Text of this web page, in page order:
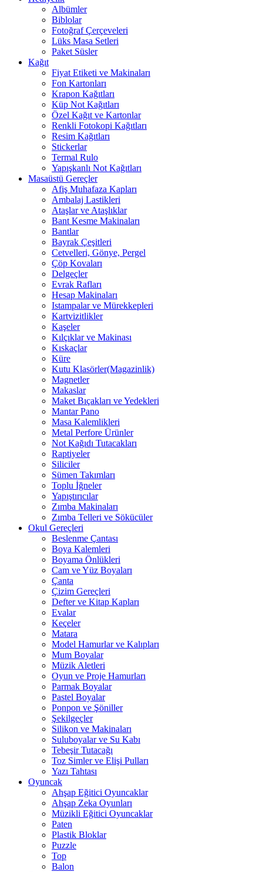
Albümler
Biblolar
Fotoğraf Çerçeveleri
Lüks Masa Setleri
Paket Süsler
Kağıt
Fiyat Etiketi ve Makinaları
Fon Kartonları
Krapon Kağıtları
Küp Not Kağıtları
Özel Kağıt ve Kartonlar
Renkli Fotokopi Kağıtları
Resim Kağıtları
Stickerlar
Termal Rulo
Yapışkanlı Not Kağıtları
Masaüstü Gereçler
Afiş Muhafaza Kapları
Ambalaj Lastikleri
Ataşlar ve Ataşlıklar
Bant Kesme Makinaları
Bantlar
Bayrak Çeşitleri
Cetvelleri, Gönye, Pergel
Çöp Kovaları
Delgeçler
Evrak Rafları
Hesap Makinaları
Istampalar ve Mürekkepleri
Kartvizitlikler
Kaşeler
Kılçıklar ve Makinası
Kıskaçlar
Küre
Kutu Klasörler(Magazinlik)
Magnetler
Makaslar
Maket Bıçakları ve Yedekleri
Mantar Pano
Masa Kalemlikleri
Metal Perfore Ürünler
Not Kağıdı Tutacakları
Raptiyeler
Siliciler
Sümen Takımları
Toplu İğneler
Yapıştırıcılar
Zımba Makinaları
Zımba Telleri ve Sökücüler
Okul Gereçleri
Beslenme Çantası
Boya Kalemleri
Boyama Önlükleri
Cam ve Yüz Boyaları
Çanta
Çizim Gereçleri
Defter ve Kitap Kapları
Evalar
Keçeler
Matara
Model Hamurlar ve Kalıpları
Mum Boyalar
Müzik Aletleri
Oyun ve Proje Hamurları
Parmak Boyalar
Pastel Boyalar
Ponpon ve Şöniller
Şekilgeçler
Silikon ve Makinaları
Suluboyalar ve Su Kabı
Tebeşir Tutacağı
Toz Simler ve Elişi Pulları
Yazı Tahtası
Oyuncak
Ahşap Eğitici Oyuncaklar
Ahşap Zeka Oyunları
Müzikli Eğitici Oyuncaklar
Paten
Plastik Bloklar
Puzzle
Top
Balon